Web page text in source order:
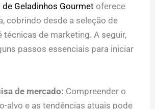
de Geladinhos Gourmet oferece
cobrindo desde a seleção de
técnicas de marketing. A seguir,
passos essenciais para iniciar
de mercado: Compreender o
alvo e as tendências atuais pode